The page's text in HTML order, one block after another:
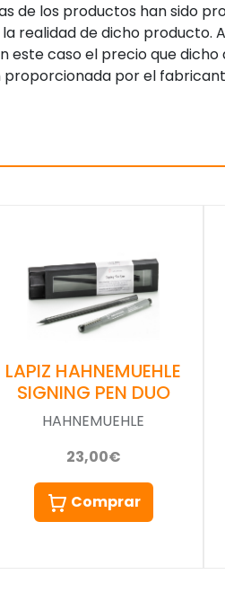
de los productos han sido
realidad de dicho producto.
este caso el precio que
por el
LAPIZ HAHNEMUEHLE
SIGNING PEN DUO
HAHNEMUEHLE
23,00€
Comprar